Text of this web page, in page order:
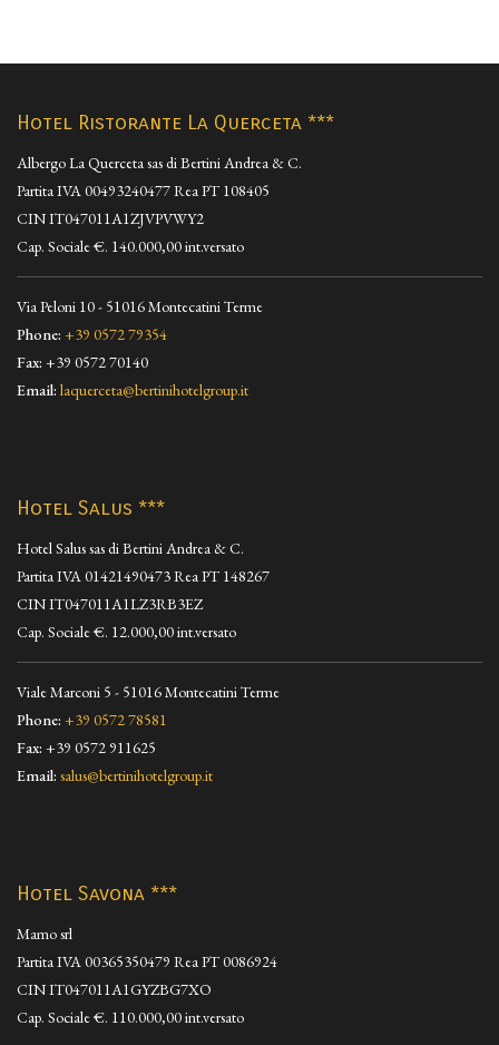
VEDI
Hotel Ristorante La Querceta ***
Albergo La Querceta sas di Bertini Andrea & C.
Partita IVA 00493240477 Rea PT 108405
CIN IT047011A1ZJVPVWY2
Cap. Sociale €. 140.000,00 int.versato
Via Peloni 10 - 51016 Montecatini Terme
Phone: +39 0572 79354
Fax: +39 0572 70140
Email: laquerceta@bertinihotelgroup.it
Hotel Salus ***
Hotel Salus sas di Bertini Andrea & C.
Partita IVA 01421490473 Rea PT 148267
CIN IT047011A1LZ3RB3EZ
Cap. Sociale €. 12.000,00 int.versato
Viale Marconi 5 - 51016 Montecatini Terme
Phone: +39 0572 78581
Fax: +39 0572 911625
Email: salus@bertinihotelgroup.it
Hotel Savona ***
Mamo srl
Partita IVA 00365350479 Rea PT 0086924
CIN IT047011A1GYZBG7XO
Cap. Sociale €. 110.000,00 int.versato